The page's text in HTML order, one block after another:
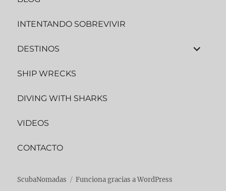
INTENTANDO SOBREVIVIR
DESTINOS
SHIP WRECKS
DIVING WITH SHARKS
VIDEOS
CONTACTO
ScubaNomadas Funciona gracias a WordPress